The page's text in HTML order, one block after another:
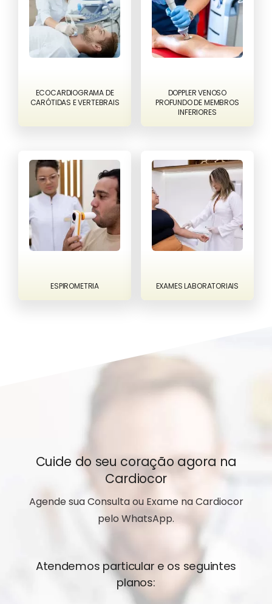
ECOCARDIOGRAMA DE
CARÓTIDAS E VERTEBRAIS
DOPPLER VENOSO
PROFUNDO DE MEMBROS
INFERIORES
ESPIROMETRIA EXAMES LABORATORIAIS
Cuide do seu coração agora na
Cardiocor
Agende sua Consulta ou Exame na Cardiocor
pelo WhatsApp.
Atendemos particular e os seguintes
planos: